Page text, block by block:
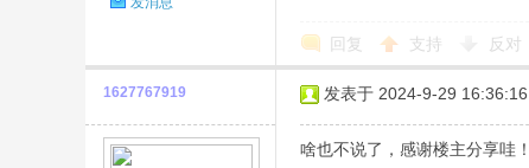
回复 支持 反对
1627767919 发表于 2024-9-29 16:36:16
啥也不说了，感谢楼主分享哇！